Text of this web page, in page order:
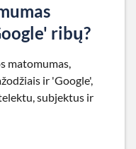
ribų?
matomumas,
ir 'Google',
subjektus ir